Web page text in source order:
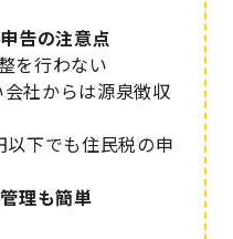
告の注意点
を行わない
社からは源泉徴収
下でも住民税の申
理も簡単